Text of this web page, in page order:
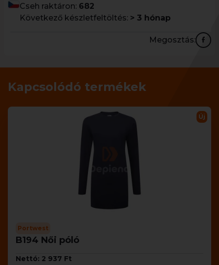
Cseh raktáron: 682
Következő készletfeltöltés: > 3 hónap
Megosztás:
Kapcsolódó termékek
Új
Portwest
B194 Női póló
Nettó: 2 937 Ft